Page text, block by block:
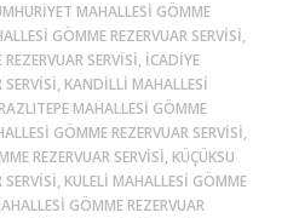
MAHALLESI GÖMME
GÖMME REZERVUAR SERVISI,
SERVISI, İCADIYE
SERVISI, KANDILLI MAHALLESI
MAHALLESI GÖMME
GÖMME REZERVUAR SERVISI,
REZERVUAR SERVISI, KÜÇÜKSU
KULELI MAHALLESI GÖMME
GÖMME REZERVUAR